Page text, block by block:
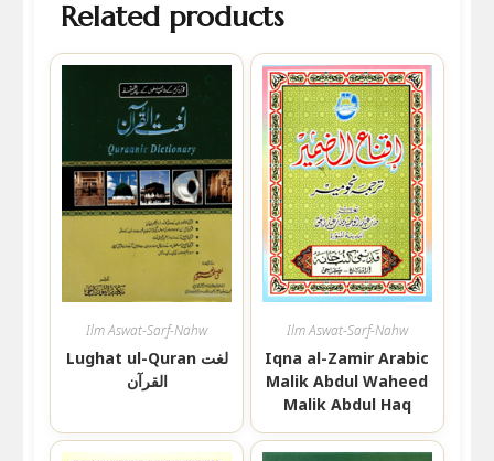
Related products
Ilm Aswat-Sarf-Nahw
Lughat ul-Quran لغت
القرآن
Ilm Aswat-Sarf-Nahw
Iqna al-Zamir Arabic
Malik Abdul Waheed
Malik Abdul Haq